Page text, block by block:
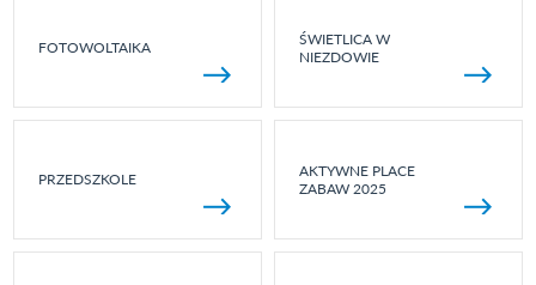
FOTOWOLTAIKA
ŚWIETLICA W
NIEZDOWIE
PRZEDSZKOLE
AKTYWNE PLACE
ZABAW 2025